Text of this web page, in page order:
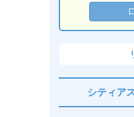
シティア